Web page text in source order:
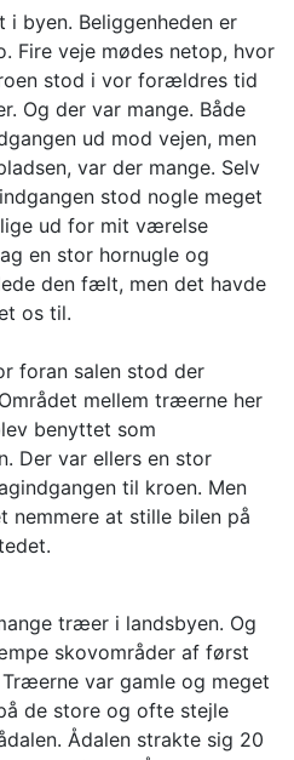
byen. Beliggenheden er
Fire veje mødes netop, hvor
stod i vor forældres tid
Og der var mange. Både
ud mod vejen, men
var der mange. Selv
stod nogle meget
ud for mit værelse
en stor hornugle og
den fælt, men det havde
os til.
foran salen stod der
mellem træerne her
benyttet som
Der var ellers en stor
til kroen. Men
at stille bilen på
træer i landsbyen. Og
skovområder af først
var gamle og meget
de store og ofte stejle
Ådalen strakte sig 20